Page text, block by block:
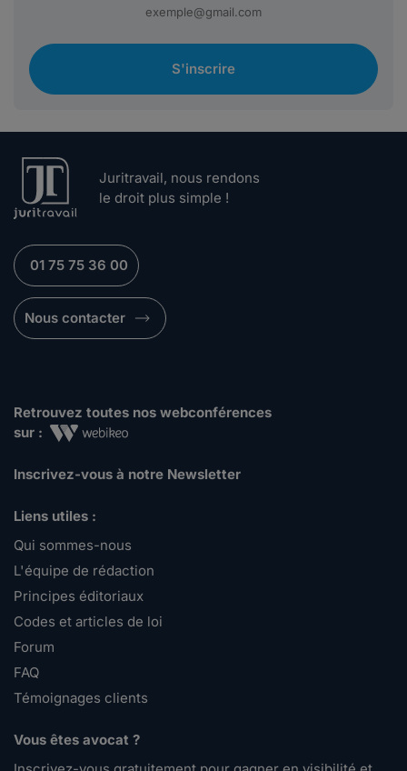
S'inscrire
Juritravail, nous rendons
le droit plus simple !
01 75 75 36 00
Nous contacter
Retrouvez toutes nos webconférences
sur :
Inscrivez-vous à notre Newsletter
Liens utiles :
Qui sommes-nous
L'équipe de rédaction
Principes éditoriaux
Codes et articles de loi
Forum
FAQ
Témoignages clients
Vous êtes avocat ?